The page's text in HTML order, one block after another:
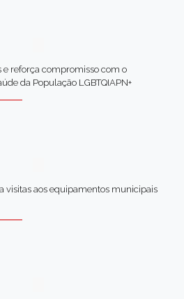
e reforça compromisso com o
da População LGBTQIAPN+
visitas aos equipamentos municipais